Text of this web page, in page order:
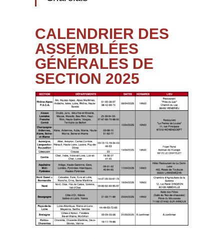
CALENDRIER DES
ASSEMBLÉES
GÉNÉRALES DE
SECTION 2025